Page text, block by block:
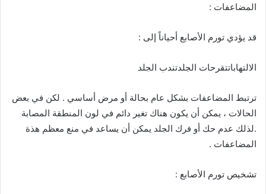
المضاعفات :
قد يؤدي تورم الأصابع أحياناً إلى :
الالتهاباتتقرحات الجلدتندب الجلد
ترتبط المضاعفات بشكل عام بحالة أو مرض أساسي . لكن في بعض
الحالات ، يمكن أن يكون هناك تغير دائم في لون المنطقة المصابة
.لذلك عدم حك أو فرك الجلد يمكن أن يساعد في منع معظم هذة
المضاعفات .
تشخيص تورم الأصابع :